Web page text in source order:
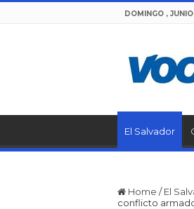
DOMINGO ,
El Salvador
Home / El
conflicto